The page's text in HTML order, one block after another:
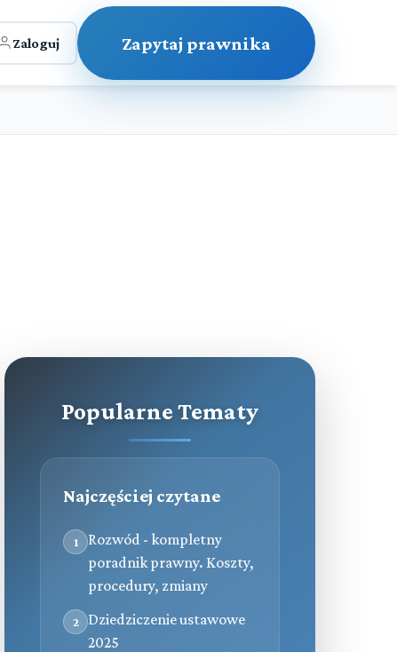
Zaloguj Zapytaj prawnika
Popularne Tematy
Najczęściej czytane
1
Rozwód - kompletny
poradnik prawny. Koszty,
procedury, zmiany
2
Dziedziczenie ustawowe
2025